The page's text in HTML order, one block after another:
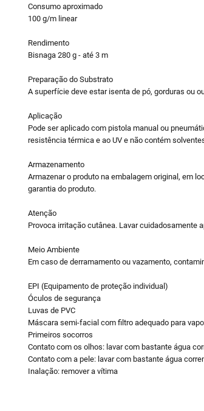
Consumo aproximado
100 g/m linear
Rendimento
Bisnaga 280 g - até 3 m
Preparação do Substrato
A superfície deve estar isenta de pó, gorduras ou
Aplicação
Pode ser aplicado com pistola manual ou
resistência térmica e ao UV e não contém
Armazenamento
Armazenar o produto na embalagem original, em
garantia do produto.
Atenção
Provoca irritação cutânea. Lavar cuidadosamente
Meio Ambiente
Em caso de derramamento ou vazamento,
EPI (Equipamento de proteção individual)
Óculos de segurança
Luvas de PVC
Máscara semi-facial com filtro adequado para
Primeiros socorros
Contato com os olhos: lavar com bastante água
Contato com a pele: lavar com bastante água
Inalação: remover a vítima